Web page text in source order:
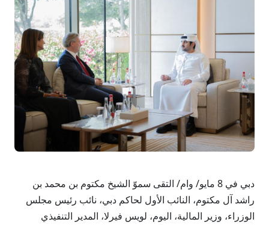
دبي في 8 مايو/ وام/ التقى سموّ الشيخ مكتوم بن محمد بن
راشد آل مكتوم، النائب الأول لحاكم دبي، نائب رئيس مجلس
الوزراء، وزير المالية، اليوم، لويس فيرلا، المدير التنفيذي